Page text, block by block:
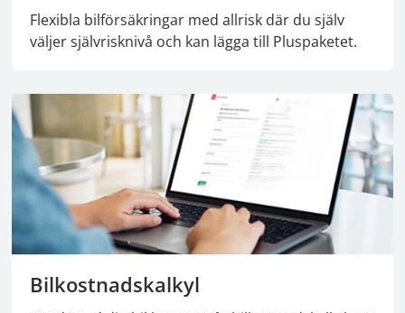
Flexibla bilförsäkringar med allrisk där du själv
väljer självrisknivå och kan lägga till Pluspaketet.
Bilkostnadskalkyl